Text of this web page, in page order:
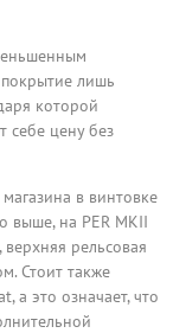
лишь
которой
себе цену без
в винтовке
выше, на PER MKII
рельсовая
Стоит также
а это означает, что